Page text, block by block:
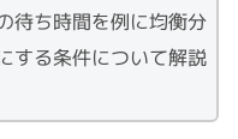
待ち時間を例に均衡分
する条件について解説